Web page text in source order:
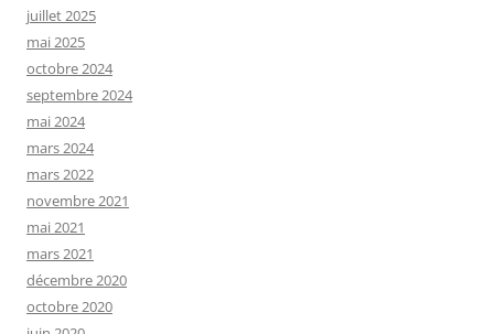
juillet 2025
mai 2025
octobre 2024
septembre 2024
mai 2024
mars 2024
mars 2022
novembre 2021
mai 2021
mars 2021
décembre 2020
octobre 2020